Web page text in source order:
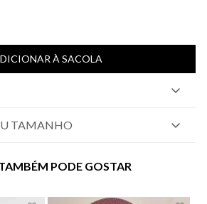
À SACOLA
TAMANHO
PODE GOSTAR